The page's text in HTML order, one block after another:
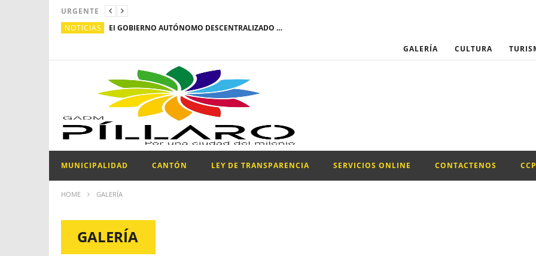
URGENTE
NOTICIAS
El GOBIERNO AUTÓNOMO DESCENTRALIZADO MUNICIPAL DEL CANTÓN SANTIAGO DE PÍLLARO convoca a través del Portal Institucional del Servicio Nacional de Contratación Pública, la participación para el proceso de “CONTRATACIÓN DE UN PROMOTOR PARA LA EJECUCIÓN DEL PROYECTO DE LA CONFRATERNIDAD CULTURAL PILLAREÑA 2026.”
GALERÍA CULTURA
MUNICIPALIDAD CANTÓN LEY DE TRANSPARENCIA SERVICIOS ONLINE CONTACTENOS
HOME GALERÍA
GALERÍA